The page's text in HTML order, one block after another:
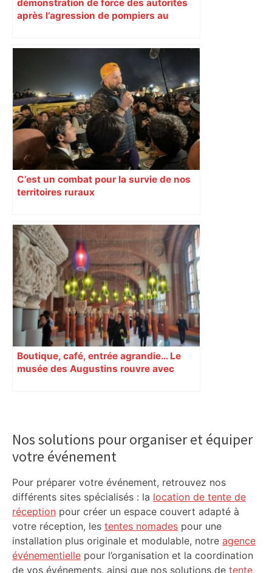
démonstration de force des autorités
après l’agression de pompiers au
C’est un combat pour la survie de nos
territoires ruraux
Boutique, café, entrée agrandie… Le
musée des Augustins rouvre avec
Sidebar
Nos solutions pour organiser et équiper
votre événement
Pour préparer votre événement, retrouvez nos
différents sites spécialisés : la location de tente de
réception pour créer un espace couvert adapté à
votre réception, les tentes nomades pour une
installation plus originale et modulable, notre agence
événementielle pour l’organisation et la coordination
de vos événements, ainsi que nos solutions de tente